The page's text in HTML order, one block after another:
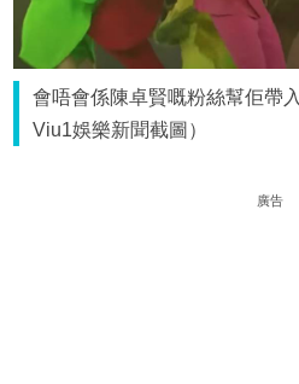
會唔會係陳卓賢嘅粉絲幫佢帶
Viu1娛樂新聞截圖）
廣告